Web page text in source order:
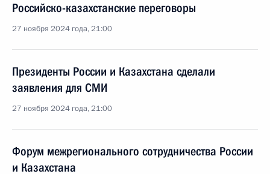
Российско-казахстанские переговоры
27 ноября 2024 года, 21:00
Президенты России и Казахстана сделали
заявления для СМИ
27 ноября 2024 года, 21:00
Форум межрегионального сотрудничества России
и Казахстана